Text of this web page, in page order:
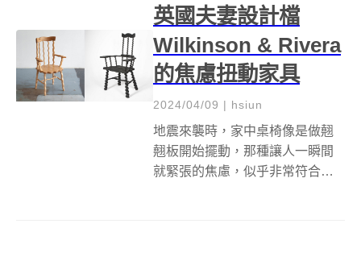
英國夫妻設計檔
Wilkinson & Rivera
的焦慮扭動家具
2024/04/09 | hsiun
地震來襲時，家中桌椅像是做翹
翹板開始擺動，那種讓人一瞬間
就緊張的焦慮，似乎非常符合英